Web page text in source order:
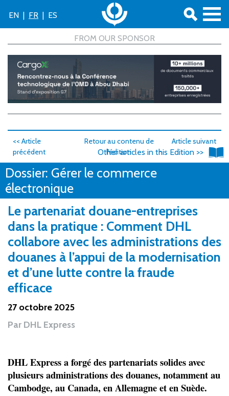
EN | FR | ES
<< Article
précédent
Retour au contenu de
l'édition
Article suivant
>>
Dossier: Gérer le commerce
électronique
Other articles in this Edition >>
Le partenariat douane-entreprises
dans la pratique : Comment DHL
collabore avec les administrations des
douanes à l’appui de la modernisation
et d’une lutte contre la fraude
efficace
27 octobre 2025
Par DHL Express
DHL Express a forgé des partenariats solides avec
plusieurs administrations des douanes, notamment au
Cambodge, au Canada, en Allemagne et en Suède.